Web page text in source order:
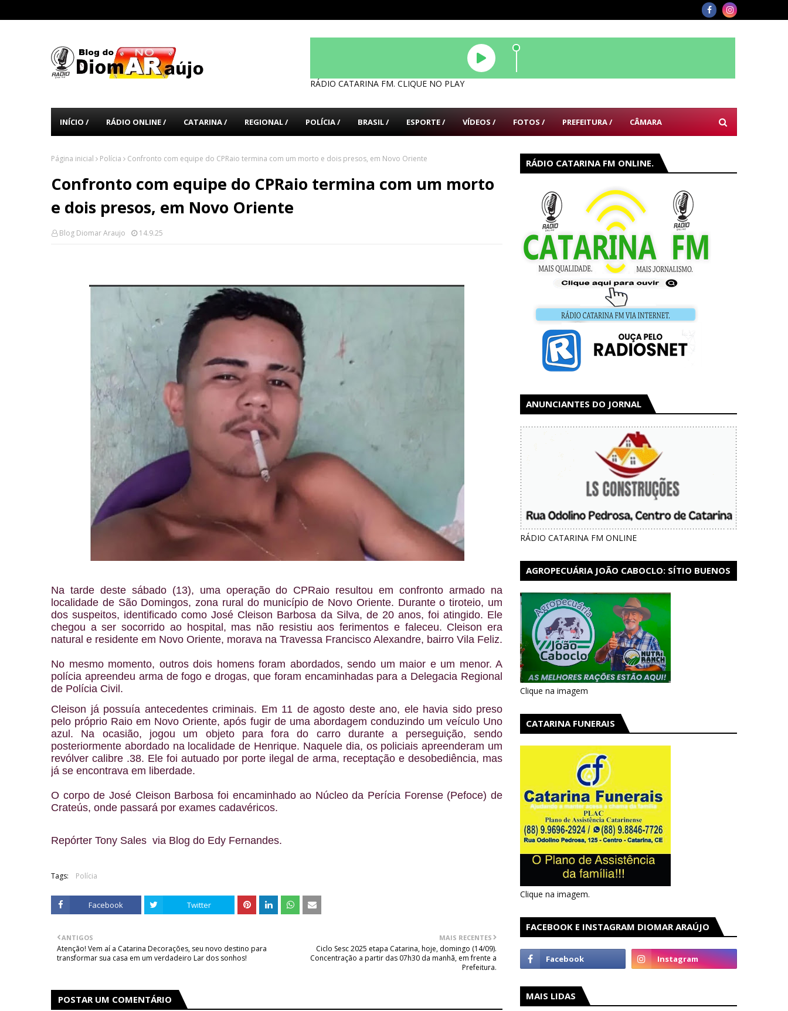
RÁDIO CATARINA FM. CLIQUE NO PLAY
INÍCIO / RÁDIO ONLINE / CATARINA / REGIONAL / POLÍCIA / BRASIL / ESPORTE / VÍDEOS / FOTOS / PREFEITURA / CÂMARA
Página inicial Polícia Confronto com equipe do CPRaio termina com um morto e dois presos, em Novo Oriente
Confronto com equipe do CPRaio termina com um morto
e dois presos, em Novo Oriente
Blog Diomar Araujo 14.9.25
Na tarde deste sábado (13), uma operação do CPRaio resultou em confronto armado na
localidade de São Domingos, zona rural do município de Novo Oriente. Durante o tiroteio, um
dos suspeitos, identificado como José Cleison Barbosa da Silva, de 20 anos, foi atingido. Ele
chegou a ser socorrido ao hospital, mas não resistiu aos ferimentos e faleceu. Cleison era
natural e residente em Novo Oriente, morava na Travessa Francisco Alexandre, bairro Vila Feliz.
No mesmo momento, outros dois homens foram abordados, sendo um maior e um menor. A
polícia apreendeu arma de fogo e drogas, que foram encaminhadas para a Delegacia Regional
de Polícia Civil.
Cleison já possuía antecedentes criminais. Em 11 de agosto deste ano, ele havia sido preso
pelo próprio Raio em Novo Oriente, após fugir de uma abordagem conduzindo um veículo Uno
azul. Na ocasião, jogou um objeto para fora do carro durante a perseguição, sendo
posteriormente abordado na localidade de Henrique. Naquele dia, os policiais apreenderam um
revólver calibre .38. Ele foi autuado por porte ilegal de arma, receptação e desobediência, mas
já se encontrava em liberdade.
O corpo de José Cleison Barbosa foi encaminhado ao Núcleo da Perícia Forense (Pefoce) de
Crateús, onde passará por exames cadavéricos.
Repórter Tony Sales via Blog do Edy Fernandes.
Tags: Polícia
Facebook Twitter
MAIS RECENTES
Ciclo Sesc 2025 etapa Catarina, hoje, domingo (14/09).
Concentração a partir das 07h30 da manhã, em frente a
Prefeitura.
ANTIGOS
Atenção! Vem aí a Catarina Decorações, seu novo destino para
transformar sua casa em um verdadeiro Lar dos sonhos!
POSTAR UM COMENTÁRIO
RÁDIO CATARINA FM ONLINE.
ANUNCIANTES DO JORNAL
RÁDIO CATARINA FM ONLINE
AGROPECUÁRIA JOÃO CABOCLO: SÍTIO BUENOS
Clique na imagem
CATARINA FUNERAIS
Clique na imagem.
FACEBOOK E INSTAGRAM DIOMAR ARAÚJO
MAIS LIDAS